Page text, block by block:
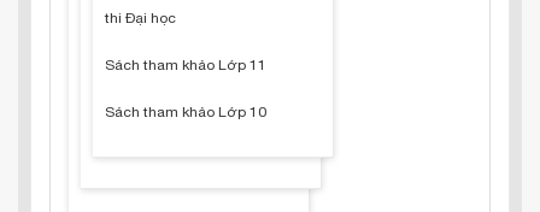
thi Đại học
Sách tham khảo Lớp 11
Sách tham khảo Lớp 10